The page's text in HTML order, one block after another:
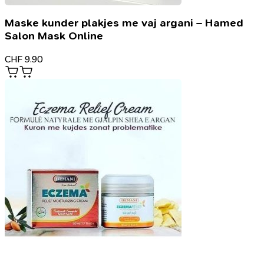
Maske kunder plakjes me vaj argani – Hamed
Salon Mask Online
CHF 9.90